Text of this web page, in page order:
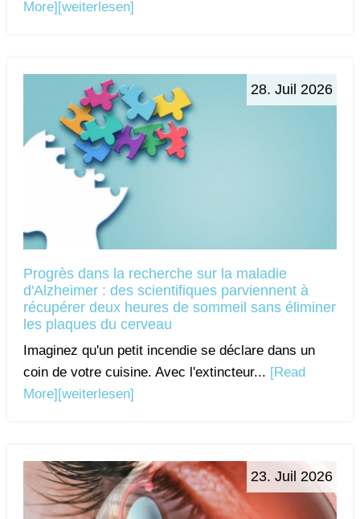
More][weiterlesen]
28. Juil 2026
Progrès dans la recherche sur la maladie
d'Alzheimer : des scientifiques parviennent à
récupérer deux heures de sommeil sans éliminer
les plaques du cerveau
Imaginez qu'un petit incendie se déclare dans un
coin de votre cuisine. Avec l'extincteur... [Read
More][weiterlesen]
23. Juil 2026